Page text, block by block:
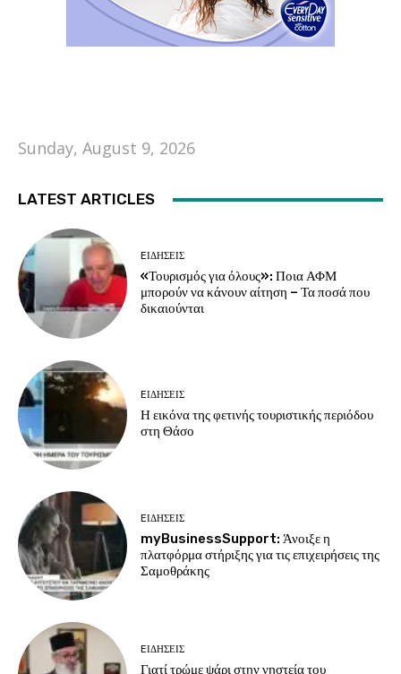
Sunday, August 9, 2026
LATEST ARTICLES
EΙΔΗΣΕΙΣ
«Τουρισμός για όλους»: Ποια ΑΦΜ
μπορούν να κάνουν αίτηση – Τα ποσά που
δικαιούνται
EΙΔΗΣΕΙΣ
Η εικόνα της φετινής τουριστικής περιόδου
στη Θάσο
EΙΔΗΣΕΙΣ
myBusinessSupport: Άνοιξε η
πλατφόρμα στήριξης για τις επιχειρήσεις της
Σαμοθράκης
EΙΔΗΣΕΙΣ
Γιατί τρώμε ψάρι στην νηστεία του